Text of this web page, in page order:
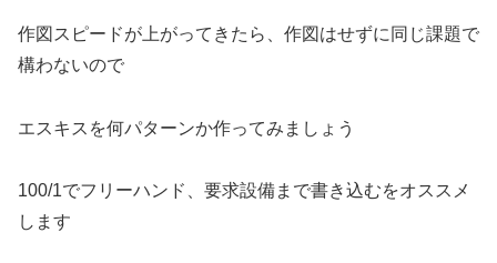
作図スピードが上がってきたら、作図はせずに同じ課題で
構わないので
エスキスを何パターンか作ってみましょう
100/1でフリーハンド、要求設備まで書き込むをオススメ
します